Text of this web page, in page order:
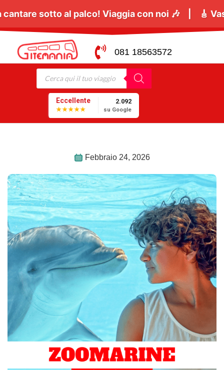
Il06 Giugnotutti a cantare sotto al palco!
081 18563572
Eccellente
★★★★★
2.092
su Google
Febbraio 24, 2026